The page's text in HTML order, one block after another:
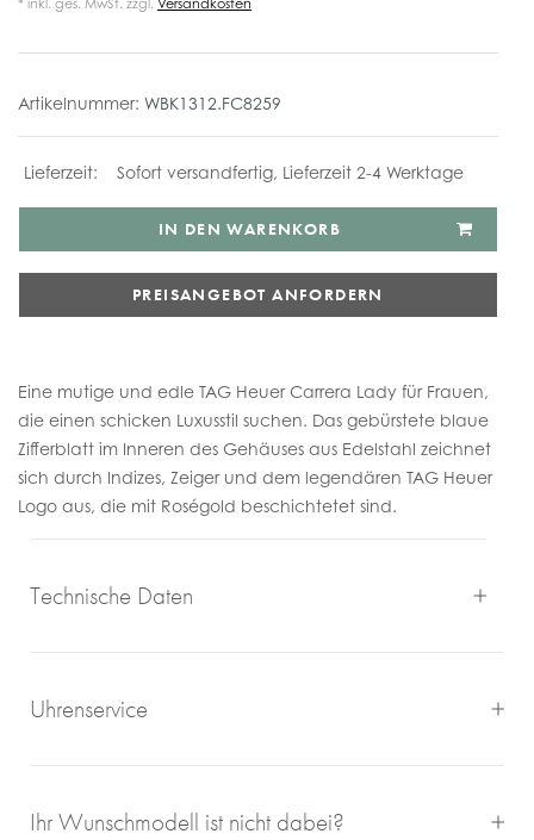
* inkl. ges. MwSt. zzgl. Versandkosten
Artikelnummer: WBK1312.FC8259
Sofort versandfertig, Lieferzeit 2-4 Werktage
IN DEN WARENKORB
PREISANGEBOT ANFORDERN
Eine mutige und edle TAG Heuer Carrera Lady für Frauen,
die einen schicken Luxusstil suchen. Das gebürstete blaue
Zifferblatt im Inneren des Gehäuses aus Edelstahl zeichnet
sich durch Indizes, Zeiger und dem legendären TAG Heuer
Logo aus, die mit Roségold beschichtetet sind.
Technische Daten
Uhrenservice
Mit großem Engagement, Sachverstand und viel eigener
Freude an schönen Uhren sorgen wir für einen
Ihr Wunschmodell ist nicht dabei?